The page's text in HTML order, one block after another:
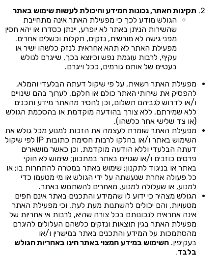
תקינות האתר, נכונות המידע והיכולת לעשות שימוש באתר
הגולש מודע לכך כי מפעילת האתר אינה מתחייבת
שהשירות הניתן באתר לא יופרע, יינתן כסדרו או יהא חסין
מפני גישה לא מורשית, נזקים, תקלות וכשלים אחרים.
מפעילת האתר לא תהא אחראית לנזק כלשהו ישיר או
עקיף, לרבות עוגמת נפש וכיוצא בכך, שייגרם לגולש
בעטיים של אותם גורמים, ככל וייגרם.
מפעילת האתר רשאית, על פי שיקול דעתה הבלעדי והמלא,
להפסיק את שירותי האתר כולם או חלקם, לערוך בהם שינויים
ו/או לדרוש לגביהם תשלום, וכן להסיר מהאתר מידע ותכנים
ללא שמירתם, ללא צורך בהודעה מוקדמת או בהסכמת הגולש
(או צד שלישי אחר כלשהו).
מפעילת האתר שומרת לעצמה את הזכות למנוע מכל גולש את
השימוש באתר ו/או בחלקו לרבות חסימת כתובות IP לפי שיקול
דעתה הבלעדי וללא הודעה מוקדמת, וכן כאשר מושארים
פרטים כוזבים ו/או שגויים באתר במתכוון; שימוש לא חוקי
באתר או בניגוד לתקנון; שימוש באתר במטרה להתחרות בו; או
כל פעולה אחרת שנעשתה על ידי הגולש או מי מטעמו כדי
למנוע, או שעלולה למנוע, מאחרים להשתמש באתר.
הגולש מצהיר כי ידוע לו שהמידע והתכנים באתר אינם חפים
מטעויות, והם יכולים להשתנות מעת לעת, וכי מפעילת האתר
אינה אחראית לנכונותם בכל צורה שהיא, לרבות אי אחריות של
מפעילת האתר בגין תוצאות ונזקים כלשהם העלולים להיגרם
מהסתמכות על המידע והתכנים באתר במישרין ו/או
בעקיפין. השימוש במידע המצוי באתר הינו באחריות הגולש
בלבד.